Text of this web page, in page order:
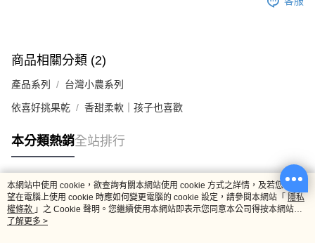
商品相關分類 (2)
產品系列 台灣小農系列
依喜好挑果乾 香甜柔軟｜孩子也喜歡
本分類熱銷全站排行
熱門標籤
本網站中使用 cookie，欲查詢有關本網站使用 cookie 方式之詳情，及若您不希
望在電腦上使用 cookie 時應如何變更電腦的 cookie 設定，請參閱本網站「 隱私
權條款 」之 Cookie 聲明。您繼續使用本網站即表示您同意本公司得按本網站使
用條款之 Cookie 聲明使用 cookie。
了解更多 >